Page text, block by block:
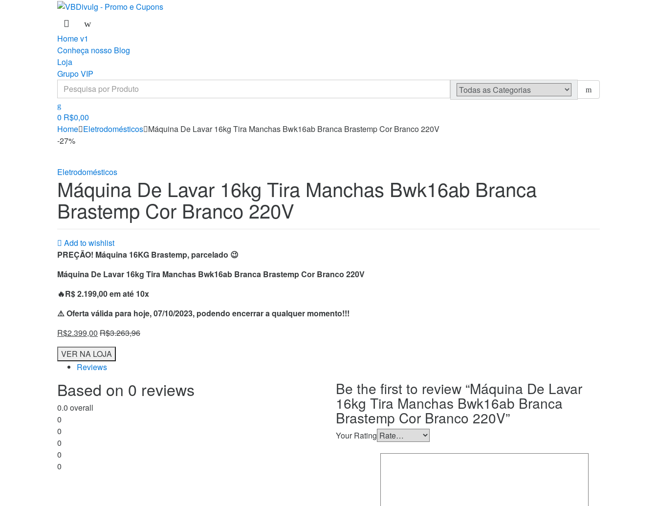
Home v1
Conheça nosso Blog
Loja
Grupo VIP
Search
for:
0 R$0,00
Home Eletrodomésticos Máquina De Lavar 16kg Tira Manchas Bwk16ab Branca Brastemp Cor Branco 220V
-27%
Eletrodomésticos
Máquina De Lavar 16kg Tira Manchas Bwk16ab Branca
Brastemp Cor Branco 220V
Add to wishlist
PREÇÃO! Máquina 16KG Brastemp, parcelado 😉
Máquina De Lavar 16kg Tira Manchas Bwk16ab Branca Brastemp Cor Branco 220V
🔥R$ 2.199,00 em até 10x
⚠️ Oferta válida para hoje, 07/10/2023, podendo encerrar a qualquer momento!!!
R$2.399,00 R$3.263,96
VER NA LOJA
Reviews
Based on 0 reviews
0.0 overall
0
0
0
0
0
Be the first to review “Máquina De Lavar
16kg Tira Manchas Bwk16ab Branca
Brastemp Cor Branco 220V”
Your Rating